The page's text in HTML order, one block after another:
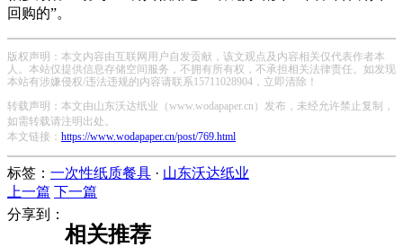
回购的”。
版权声明：本文内容由互联网用户自发贡献，该文观点及内容相关仅代表作者本
人。本站仅提供信息存储空间服务，不拥有所有权，不承担相关法律责任。如发现
本站有涉嫌侵权/违法违规的内容请联系15711028904，立即清除！
转载声明：本文由山东沃达纸业（www.wodapaper.cn）发布，未经允许禁止复制，
如需转载请注明出处。
本文链接： https://www.wodapaper.cn/post/769.html
标签： 一次性纸质餐具 · 山东沃达纸业
上一篇 下一篇
分享到：
相关推荐